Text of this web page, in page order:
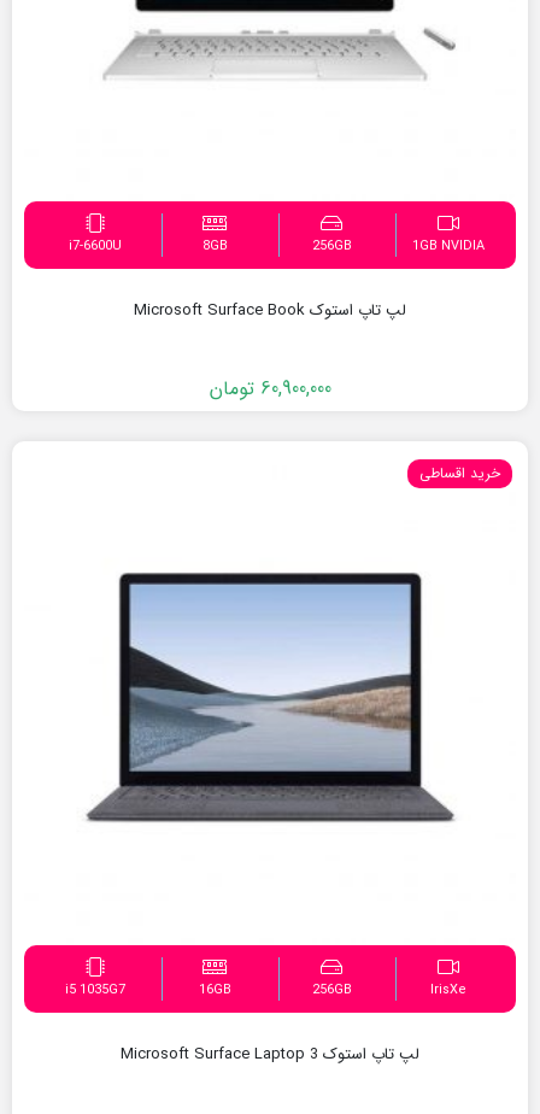
1GB NVIDIA
256GB
8GB
i7-6600U
لپ تاپ استوک Microsoft Surface Book
60,900,000 تومان
خرید اقساطی
IrisXe
256GB
16GB
i5 1035G7
لپ تاپ استوک Microsoft Surface Laptop 3